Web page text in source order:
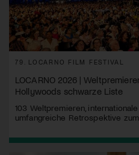
79. LOCARNO FILM FESTIVAL
LOCARNO 2026 |
Hollywoods schwarze Liste
103 Weltpremieren,
umfangreiche Retrospektive